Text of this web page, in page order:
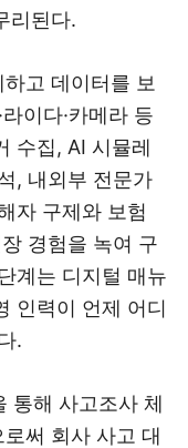
리된다.
고 데이터를 보
이다·카메라 등
수집, AI 시뮬레
, 내외부 전문가
자 구제와 보험
경험을 녹여 구
계는 디지털 매뉴
인력이 언제 어디
.
통해 사고조사 체
써 회사 사고 대